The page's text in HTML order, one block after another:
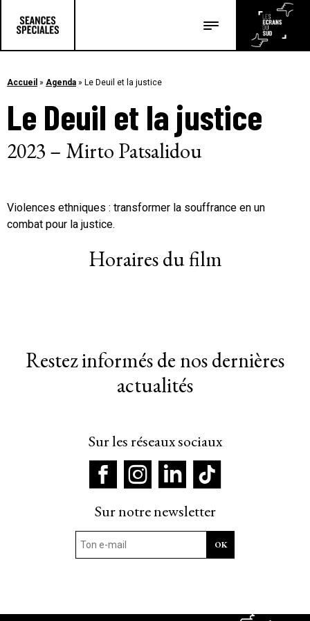
Les articles
Accueil » Agenda » Le Deuil et la justice
Le Deuil et la justice
2023 – Mirto Patsalidou
Violences ethniques : transformer la souffrance en un
combat pour la justice.
Horaires du film
Restez informés de nos dernières
actualités
Sur les réseaux sociaux
Sur notre newsletter